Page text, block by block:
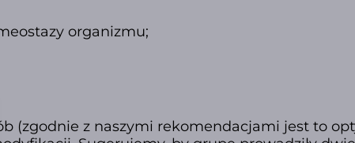
organizmu;
(zgodnie z naszymi rekomendacjami jest to